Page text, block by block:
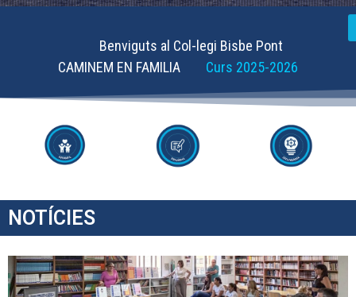
Benviguts al Col-legi Bisbe Pont
CAMINEM EN FAMILIA Curs 2025-2026
NOTÍCIES